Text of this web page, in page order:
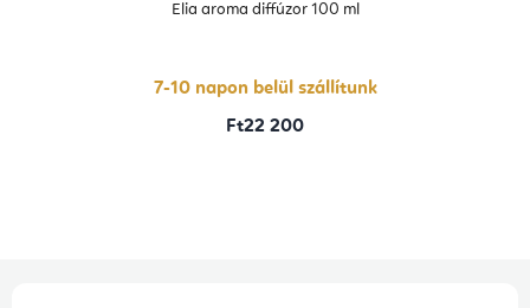
Elia aroma diffúzor 100 ml
átlagos
értékelése
csillag.
7-10 napon belül szállítunk
Ft22 200